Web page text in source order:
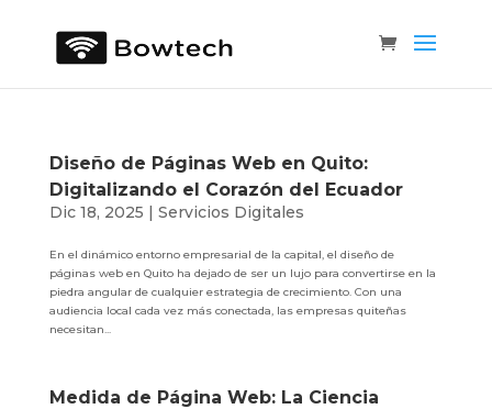
Diseño de Páginas Web en Quito:
Digitalizando el Corazón del Ecuador
Dic 18, 2025 | Servicios Digitales
En el dinámico entorno empresarial de la capital, el diseño de
páginas web en Quito ha dejado de ser un lujo para convertirse en la
piedra angular de cualquier estrategia de crecimiento. Con una
audiencia local cada vez más conectada, las empresas quiteñas
necesitan...
Medida de Página Web: La Ciencia